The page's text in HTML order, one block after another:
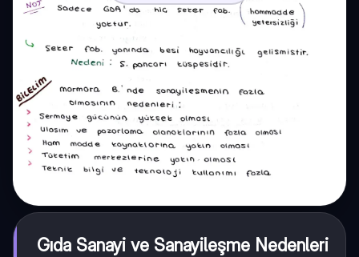
Gıda Sanayi ve Sanayileşme Nedenleri